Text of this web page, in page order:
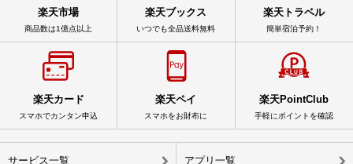
楽天市場
商品数は1億点以上
楽天ブックス
いつでも全品送料無料
楽天トラベル
簡単宿泊予約！
楽天カード
スマホでカンタン申込
楽天ペイ
スマホをお財布に
楽天PointClub
手軽にポイントを確認
サービス一覧 アプリ一覧